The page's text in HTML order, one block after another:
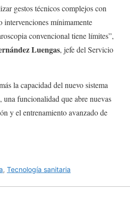
gestos técnicos complejos con
mínimamente
convencional tiene límites”,
Luengas, jefe del Servicio
la capacidad del nuevo sistema
una funcionalidad que abre nuevas
y el entrenamiento avanzado de
, Tecnología sanitaria